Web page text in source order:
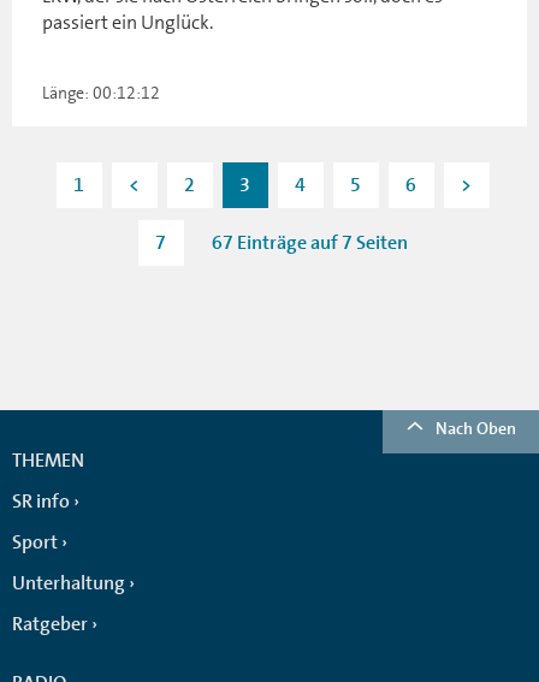
passiert ein Unglück.
Länge: 00:12:12
1 < 2 3 4 5 6 >
7 67 Einträge auf 7 Seiten
Nach Oben
THEMEN
SR info
Sport
Unterhaltung
Ratgeber